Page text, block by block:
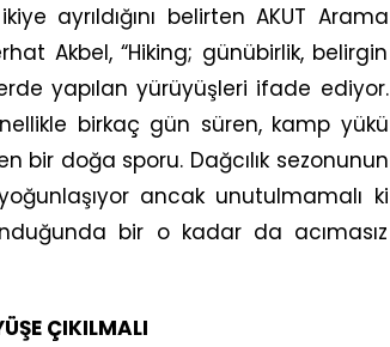
ayrıldığını belirten AKUT Arama
Akbel, “Hiking; günübirlik, belirgin
yapılan yürüyüşleri ifade ediyor.
birkaç gün süren, kamp yükü
bir doğa sporu. Dağcılık sezonunun
ancak unutulmamalı ki
bir o kadar da acımasız
ÇIKILMALI